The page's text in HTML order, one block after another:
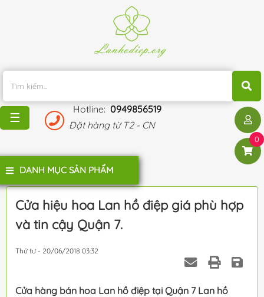
Hotline: 0949856519
Đặt hàng từ T2 - CN
0
MÃI
BLOG
HÀNG
HỆ
☰
DANH MỤC SẢN PHẨM
Cửa hiệu hoa Lan hồ điệp giá phù hợp
và tin cậy Quận 7.
Thứ tư - 20/06/2018 03:32
Cửa hàng bán hoa Lan hồ điệp tại Quận 7 Lan hồ